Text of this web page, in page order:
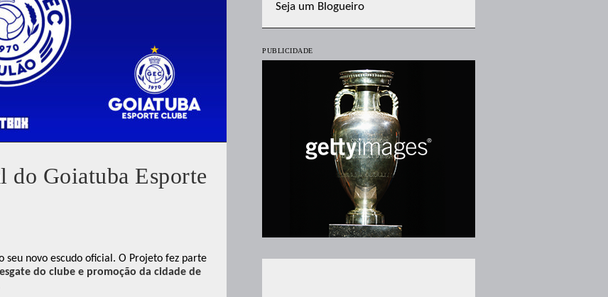
do Goiatuba Esporte
seu novo escudo oficial. O Projeto fez parte
do clube e promoção da cidade de
Seja um Blogueiro
PUBLICIDADE